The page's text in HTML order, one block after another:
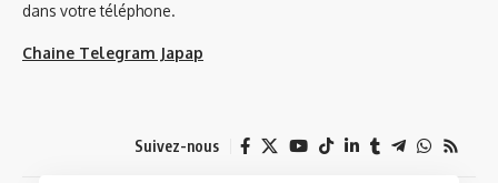
dans votre téléphone.
Chaine Telegram Japap
Suivez-nous